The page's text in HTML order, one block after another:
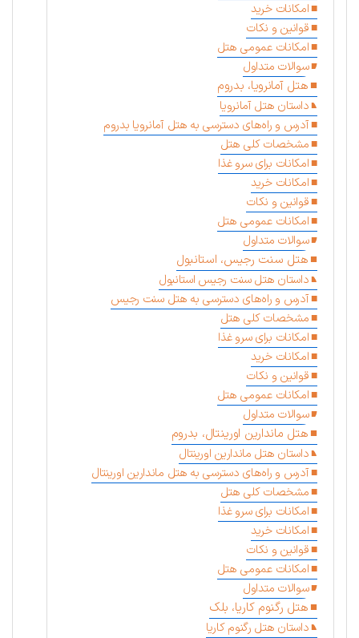
امکانات خرید
قوانین و نکات
امکانات عمومی هتل
سوالات متداول
هتل آمانرویا، بدروم
داستان هتل آمانرویا
آدرس و راه‌های دسترسی به هتل آمانرویا بدروم
مشخصات کلی هتل
امکانات برای سرو غذا
امکانات خرید
قوانین و نکات
امکانات عمومی هتل
سوالات متداول
هتل سنت رجیس، استانبول
داستان هتل سنت رجیس استانبول
آدرس و راه‌های دسترسی به هتل سنت رجیس
مشخصات کلی هتل
امکانات برای سرو غذا
امکانات خرید
قوانین و نکات
امکانات عمومی هتل
سوالات متداول
هتل ماندارین اورینتال، بدروم
داستان هتل ماندارین اورینتال
آدرس و راه‌های دسترسی به هتل ماندارین اورینتال
مشخصات کلی هتل
امکانات برای سرو غذا
امکانات خرید
قوانین و نکات
امکانات عمومی هتل
سوالات متداول
هتل رگنوم کاریا، بلک
داستان هتل رگنوم کاریا